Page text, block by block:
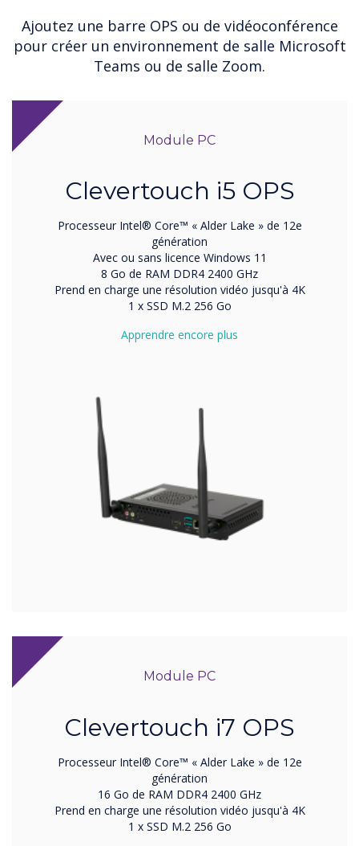
Ajoutez une barre OPS ou de vidéoconférence
pour créer un environnement de salle Microsoft
Teams ou de salle Zoom.
Module PC
Clevertouch i5 OPS
Processeur Intel® Core™ « Alder Lake » de 12e
génération
Avec ou sans licence Windows 11
8 Go de RAM DDR4 2400 GHz
Prend en charge une résolution vidéo jusqu'à 4K
1 x SSD M.2 256 Go
Apprendre encore plus
Module PC
Clevertouch i7 OPS
Processeur Intel® Core™ « Alder Lake » de 12e
génération
16 Go de RAM DDR4 2400 GHz
Prend en charge une résolution vidéo jusqu'à 4K
1 x SSD M.2 256 Go